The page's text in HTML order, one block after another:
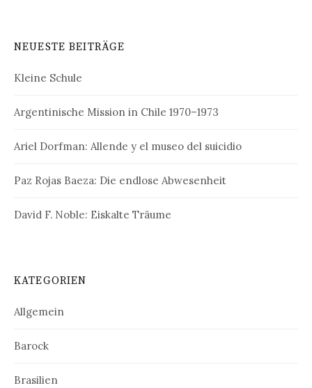
NEUESTE BEITRÄGE
Kleine Schule
Argentinische Mission in Chile 1970–1973
Ariel Dorfman: Allende y el museo del suicidio
Paz Rojas Baeza: Die endlose Abwesenheit
David F. Noble: Eiskalte Träume
KATEGORIEN
Allgemein
Barock
Brasilien